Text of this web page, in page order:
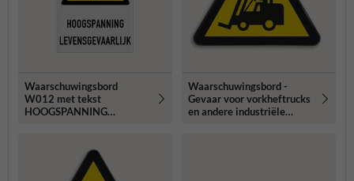
Waarschuwingsbord
W012 met tekst
HOOGSPANNING
Waarschuwingsbord -
Gevaar voor vorkheftrucks
en andere industriële